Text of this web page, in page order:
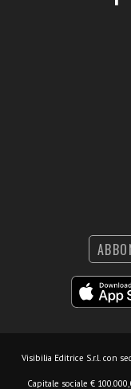
Visibilia Editrice S.r.l. con
Capitale sociale €